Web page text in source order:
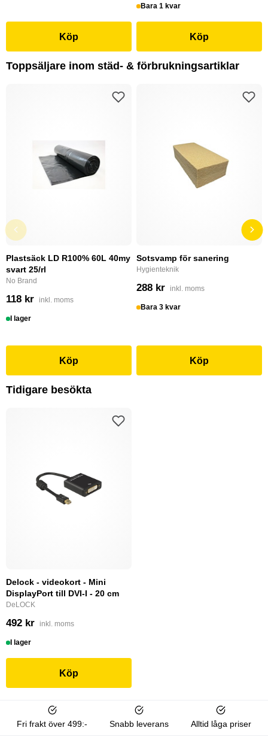
Köp
Bara 1 kvar
Köp
Toppsäljare inom städ- & förbrukningsartiklar
Plastsäck LD R100% 60L 40my
svart 25/rl
No Brand
118 kr inkl. moms
I lager
Köp
Sotsvamp för sanering
Hygienteknik
288 kr inkl. moms
Bara 3 kvar
Köp
Tidigare besökta
Delock - videokort - Mini
DisplayPort till DVI-I - 20 cm
DeLOCK
492 kr inkl. moms
I lager
Köp
Fri frakt över 499:- Snabb leverans Alltid låga priser